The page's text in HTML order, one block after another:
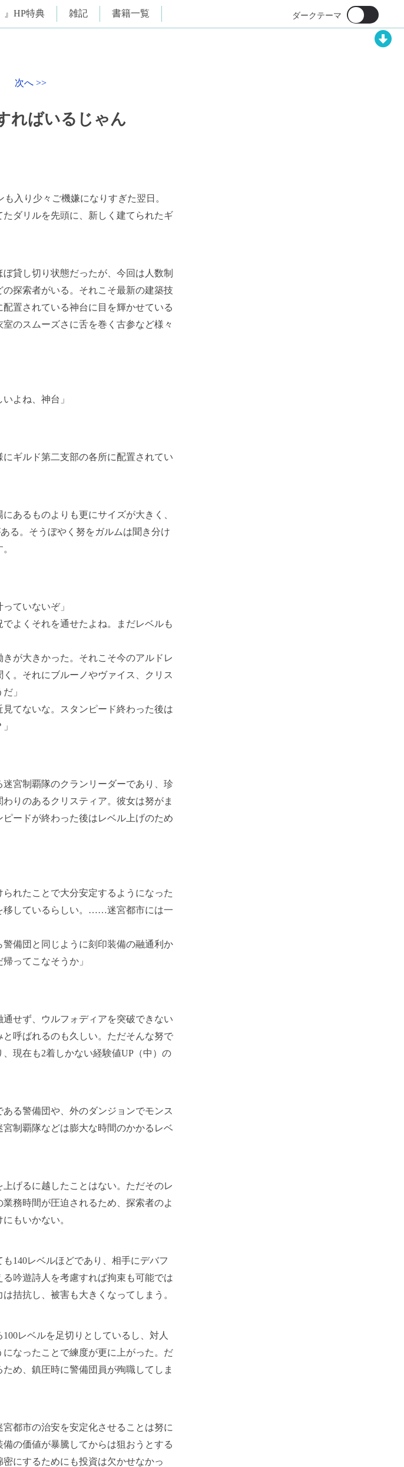
』HP特典 雑記 書籍一覧
次へ >>
ればいるじゃん
入り少々ご機嫌になりすぎた翌日。
ダリルを先頭に、新しく建てられたギ
貸し切り状態だったが、今回は人数制
探索者がいる。それこそ最新の建築技
置されている神台に目を輝かせている
のスムーズさに舌を巻く古参など様々
よね、神台」
ギルド第二支部の各所に配置されてい
あるものよりも更にサイズが大きく、
る。そうぼやく努をガルムは聞き分け
ていないぞ」
でよくそれを通せたよね。まだレベルも
きが大きかった。それこそ今のアルドレ
。それにブルーノやヴァイス、クリス
」
見てないな。スタンピード終わった後は
宮制覇隊のクランリーダーであり、珍
りのあるクリスティア。彼女は努がま
ードが終わった後はレベル上げのため
られたことで大分安定するようになった
移しているらしい。……迷宮都市には一
警備団と同じように刻印装備の融通利か
ってこなそうか」
せず、ウルフォディアを突破できない
呼ばれるのも久しい。ただそんな努で
現在も2着しかない経験値UP（中）の
る警備団や、外のダンジョンでモンス
制覇隊などは膨大な時間のかかるレベ
げるに越したことはない。ただそのレ
務時間が圧迫されるため、探索者のよ
もいかない。
140レベルほどであり、相手にデバフ
吟遊詩人を考慮すれば拘束も可能では
拮抗し、被害も大きくなってしまう。
レベルを足切りとしているし、対人
なったことで練度が更に上がった。だ
め、鎮圧時に警備団員が殉職してしま
都市の治安を安定化させることは努に
の価値が暴騰してからは狙おうとする
にするためにも投資は欠かせなかっ